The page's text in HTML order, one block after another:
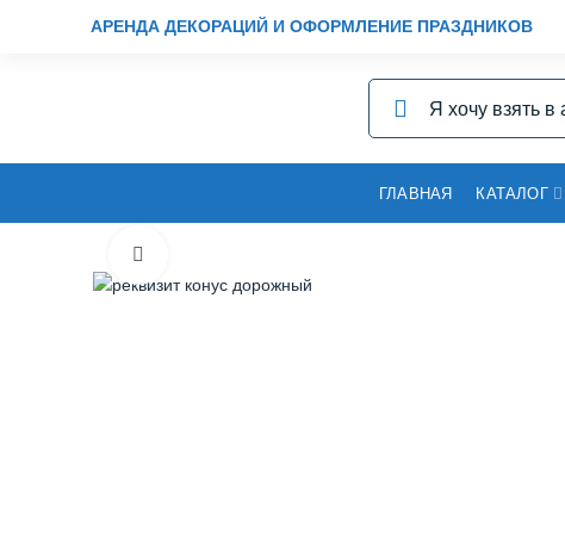
АРЕНДА ДЕКОРАЦИЙ И ОФОРМЛЕНИЕ ПРАЗДНИКОВ
ГЛАВНАЯ КАТАЛОГ